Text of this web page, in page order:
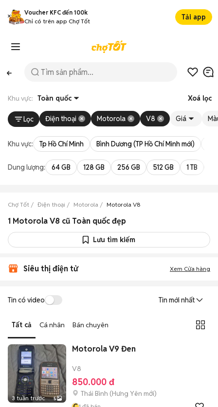
Voucher KFC đến 100k
Chỉ có trên app Chợ Tốt
Tải app
Khu vực: Toàn quốc Xoá lọc
Lọc Điện thoại Motorola V8 Giá
Khu vực: Tp Hồ Chí Minh Bình Dương (TP Hồ Chí Minh mới)
Dung lượng: 64 GB 128 GB 256 GB 512 GB 1 TB
Chợ Tốt Điện thoại Motorola Motorola V8
1 Motorola V8 cũ Toàn quốc đẹp
Lưu tìm kiếm
Siêu thị điện tử Xem Cửa hàng
Tin có video Tin mới nhất
Tất cả Cá nhân Bán chuyên
3 tuần trước 5
Motorola V9 Đen
V8
850.000 đ
Thái Bình (Hưng Yên mới)